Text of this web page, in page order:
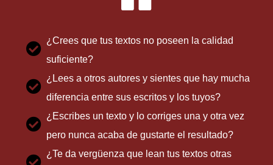
¿Crees que tus textos no poseen la calidad
suficiente?
¿Lees a otros autores y sientes que hay mucha
diferencia entre sus escritos y los tuyos?
¿Escribes un texto y lo corriges una y otra vez
pero nunca acaba de gustarte el resultado?
¿Te da vergüenza que lean tus textos otras